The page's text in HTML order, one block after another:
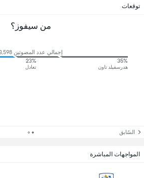
توقعات
من سيفوز؟
إجمالي عدد المصوتين 3,598
35%
هدرسفيلد تاون
23%
تعادل
السّابق
المواجهات المباشرة